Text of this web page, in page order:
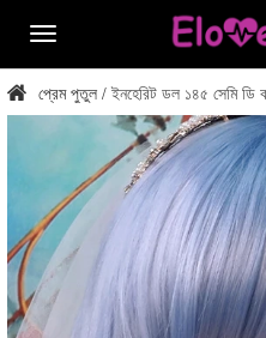
মেনু
প্রেম পুতুল / ইনহেরিট ডল ১৪৫ সেমি ডি
থেকে